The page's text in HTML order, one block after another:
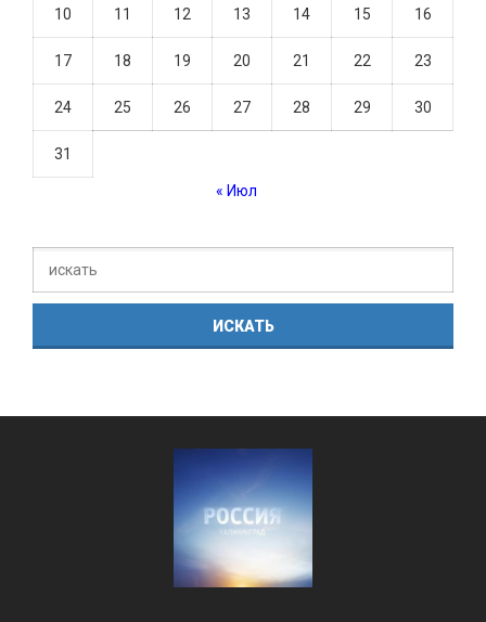
10 11 12 13 14 15 16
17 18 19 20 21 22 23
24 25 26 27 28 29 30
31
« Июл